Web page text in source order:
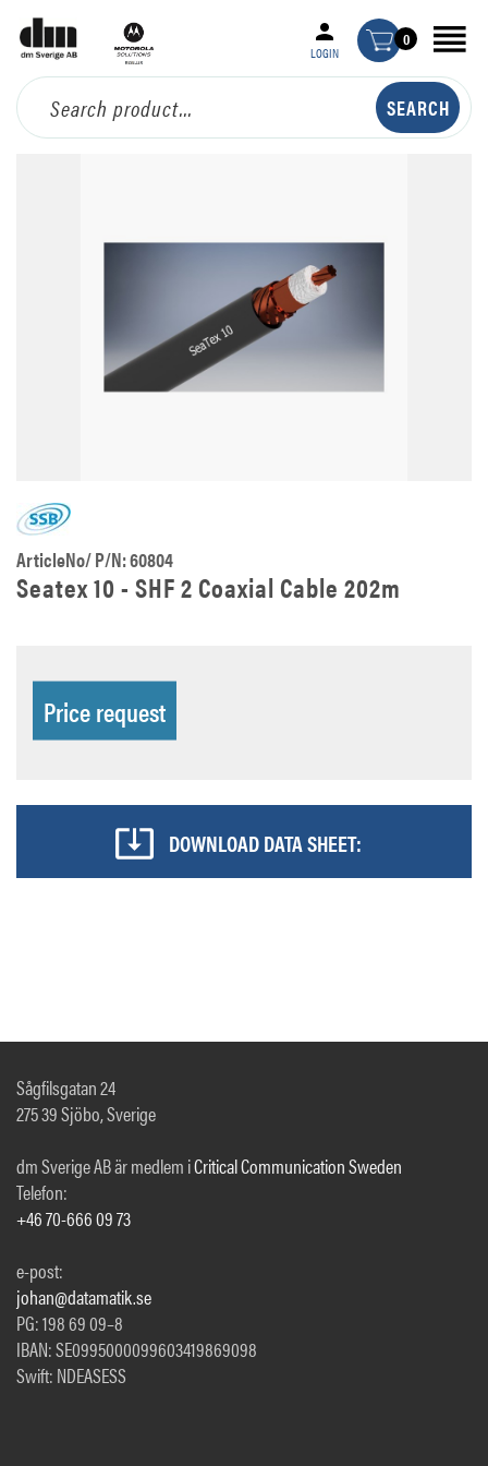
LOGIN
0
ArticleNo/ P/N: 60804
Seatex 10 - SHF 2 Coaxial Cable 202m
Price request
DOWNLOAD DATA SHEET:
Sågfilsgatan 24
275 39 Sjöbo, Sverige
dm Sverige AB är medlem iCritical Communication Sweden
Telefon:
+46 70-666 09 73
e-post:
johan@datamatik.se
PG: 198 69 09–8
IBAN: SE0995000099603419869098
Swift: NDEASESS